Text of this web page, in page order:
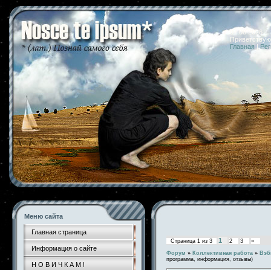
07.08.2026
Главная |
Меню сайта
Главная страница
Информация о сайте
Н О В И Ч К А М !
Страница 1 из 3 1 2 3
»
Форум » Коллективная работа »
программа, информация, отзывы)